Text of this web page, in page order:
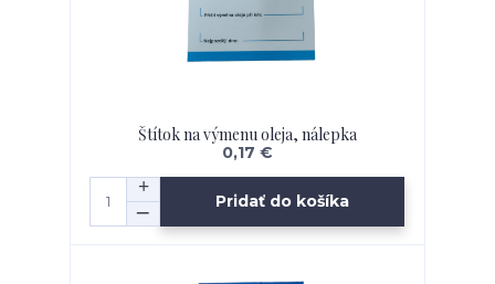
Štítok na výmenu oleja, nálepka
0,17 €
Pridať do košíka